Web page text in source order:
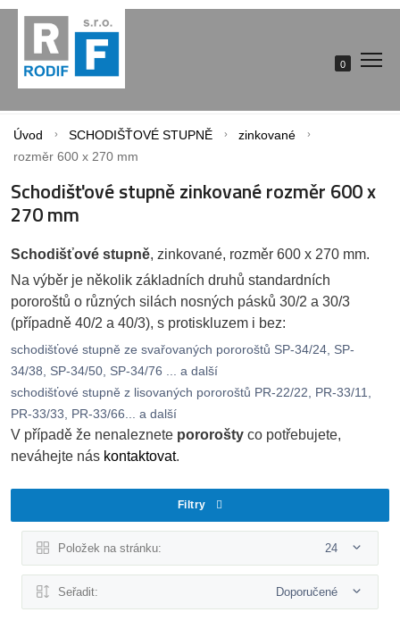
0
Úvod SCHODIŠŤOVÉ STUPNĚ
zinkované
rozměr 600 x 270 mm
Schodišťové stupně zinkované rozměr 600 x
270 mm
Schodišťové stupně, zinkované, rozměr 600 x 270 mm.
Na výběr je několik základních druhů standardních
pororoštů o různých silách nosných pásků 30/2 a 30/3
(případně 40/2 a 40/3), s protiskluzem i bez:
schodišťové stupně ze svařovaných pororoštů SP-34/24, SP-
34/38, SP-34/50, SP-34/76 ... a další
schodišťové stupně z lisovaných pororoštů PR-22/22, PR-33/11,
PR-33/33, PR-33/66... a další
V případě že nenaleznete pororošty co potřebujete,
neváhejte nás kontaktovat.
Filtry
Položek na stránku: 24
Seřadit: Doporučené